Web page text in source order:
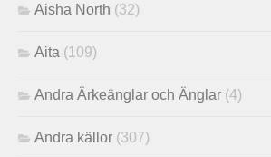
Aisha North (32)
Aita (109)
Andra Ärkeänglar och Änglar (4)
Andra källor (307)